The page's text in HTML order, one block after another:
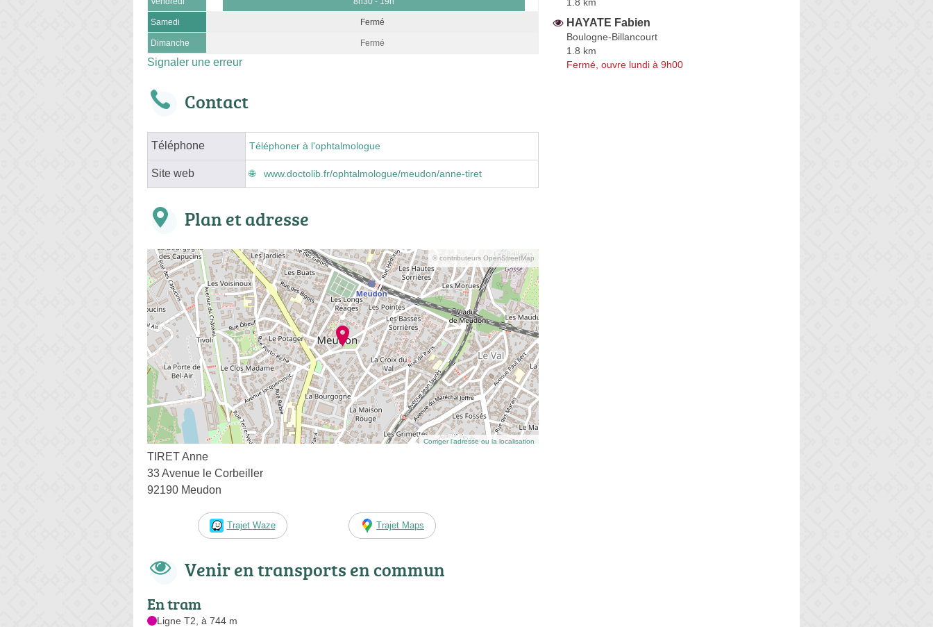
Samedi Fermé
Dimanche Fermé
Signaler une erreur
Contact
Téléphone Téléphoner à l'ophtalmologue
Site web www.doctolib.fr/ophtalmologue/meudon/anne-tiret
Plan et adresse
© contributeurs OpenStreetMap
Corriger l’adresse ou la localisation
TIRET Anne
33 Avenue le Corbeiller
92190 Meudon
Trajet Waze Trajet Maps
Venir en transports en commun
En tram
Ligne T2, à 744 m
HAYATE Fabien
Boulogne-Billancourt
1.8 km
Fermé, ouvre lundi à 9h00